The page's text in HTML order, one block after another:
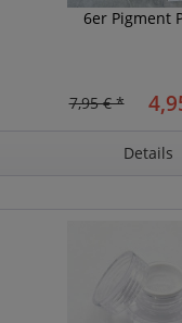
6er Pigment
7,95 € *
Details